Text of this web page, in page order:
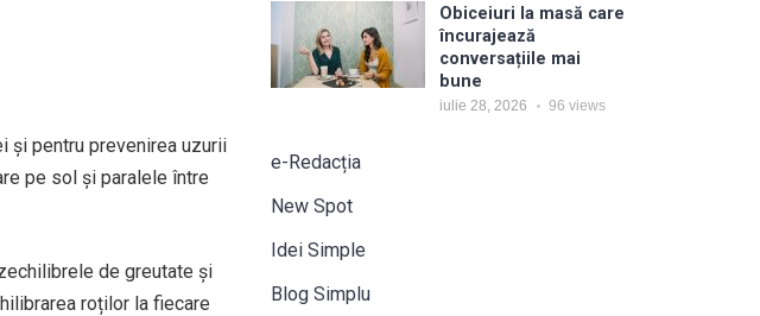
și pentru prevenirea uzurii
pe sol și paralele între
de greutate și
roților la fiecare
Obiceiuri la masă care
încurajează
conversațiile mai
bune
iulie 28, 2026 96 views
e-Redacția
New Spot
Idei Simple
Blog Simplu